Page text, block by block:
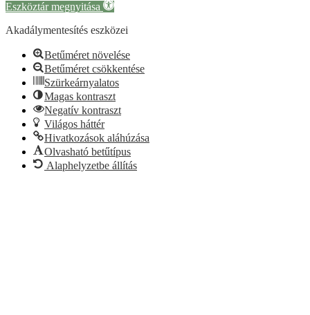
Eszköztár megnyitása
Akadálymentesítés eszközei
Betűméret növelése
Betűméret csökkentése
Szürkeárnyalatos
Magas kontraszt
Negatív kontraszt
Világos háttér
Hivatkozások aláhúzása
Olvasható betűtípus
Alaphelyzetbe állítás